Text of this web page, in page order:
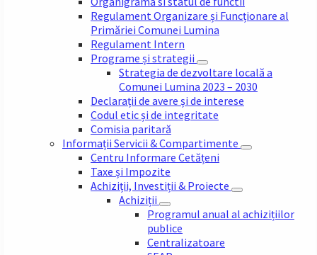
Regulament Organizare și Funcționare al
Primăriei Comunei Lumina
Regulament Intern
Programe și strategii
Strategia de dezvoltare locală a
Comunei Lumina 2023 – 2030
Declarații de avere și de interese
Codul etic și de integritate
Comisia paritară
Informații Servicii & Compartimente
Centru Informare Cetățeni
Taxe și Impozite
Achiziții, Investiții & Proiecte
Achiziții
Programul anual al achizițiilor
publice
Centralizatoare